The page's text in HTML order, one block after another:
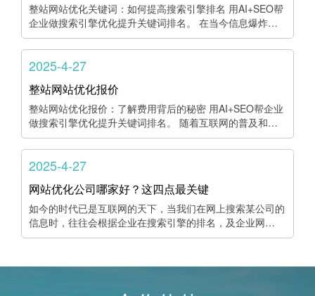
整站网站优化关键词：如何提高搜索引擎排名 用AI+SEO帮
企业做搜索引擎优化提升关键词排名。 在当今信息爆炸…
2025-4-27
整站网站优化报价
整站网站优化报价：了解费用背后的秘密 用AI+SEO帮企业
做搜索引擎优化提升关键词排名。 随着互联网的普及和…
2025-4-27
网站优化公司哪家好？这四点最关键
如今的时代已是互联网的天下，当我们在网上搜索某公司的
信息时，往往会根据企业在搜索引擎的排名，及企业网…